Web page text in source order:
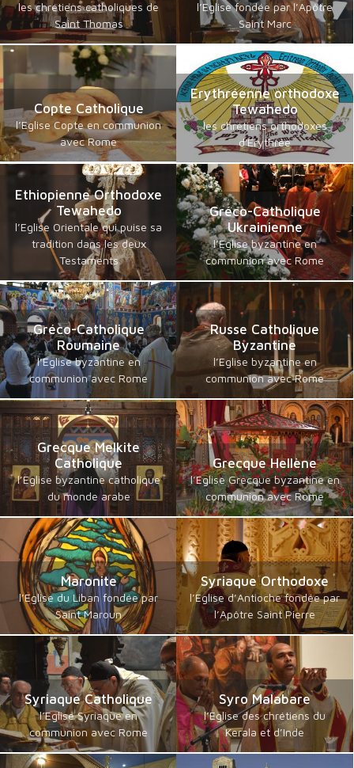
les chrétiens catholiques de
Saint Thomas
l’Eglise fondée par l’Apôtre
Saint Marc
Copte Catholique
l’Eglise Copte en communion
avec Rome
Erythréenne orthodoxe
Tewahedo
les chrétiens orthodoxes
d'Erythrée
Ethiopienne Orthodoxe
Tewahedo
l’Eglise Orientale qui puise sa
tradition dans les deux
Testaments
Gréco-Catholique
Ukrainienne
l’Eglise byzantine en
communion avec Rome
Gréco-Catholique
Roumaine
l’Eglise byzantine en
communion avec Rome
Russe Catholique
Byzantine
l’Eglise byzantine en
communion avec Rome
Grecque Melkite
Catholique
l’Eglise byzantine catholique
du monde arabe
Grecque Hellène
l’Eglise Grecque byzantine en
communion avec Rome
Maronite
l’Eglise du Liban fondée par
Saint Maroun
Syriaque Orthodoxe
l’Eglise d’Antioche fondée par
l’Apôtre Saint Pierre
Syriaque Catholique
l’Eglise Syriaque en
communion avec Rome
Syro Malabare
l’Eglise des chrétiens du
Kerala et d’Inde